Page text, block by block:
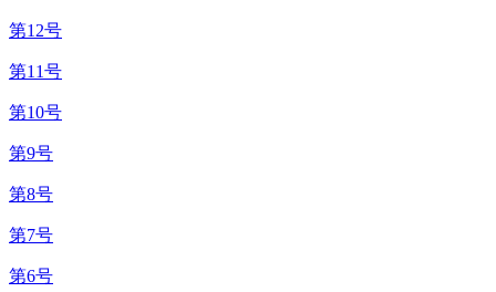
第12号
第11号
第10号
第9号
第8号
第7号
第6号